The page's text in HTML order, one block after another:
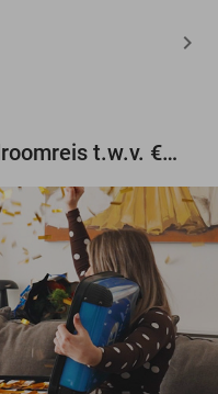
Maak gratis kans op een droomreis t.w.v. €3.000!